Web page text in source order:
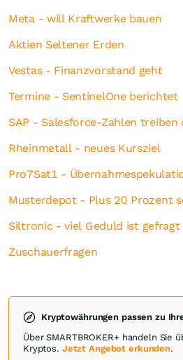
Meta - will Kraftwerke bauen
Aktien Seltener Erden
Vestas - Finanzvorstand geht
Termine - SentinelOne berichtet
SAP - Salesforce-Zahlen treiben
Rheinmetall - neues Kursziel
Pro7Sat1 -
Musterdepot - Plus 20 Prozent
Siltronic - viel Geduld ist gefragt
Zuschauerfragen
Kryptowährungen passen zu
Über SMARTBROKER+ handeln Sie
Kryptos. Jetzt Angebot erkunden.